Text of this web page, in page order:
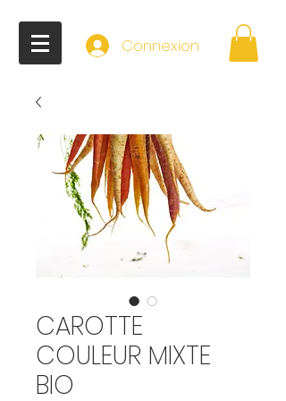
Connexion
CAROTTE
COULEUR MIXTE
BIO